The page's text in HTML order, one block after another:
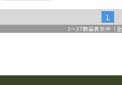
1
1～37商品表示中（全